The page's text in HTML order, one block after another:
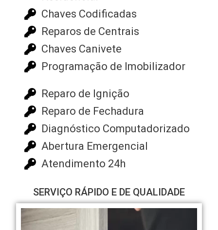
Chaves Codificadas
Reparos de Centrais
Chaves Canivete
Programação de Imobilizador
Reparo de Ignição
Reparo de Fechadura
Diagnóstico Computadorizado
Abertura Emergencial
Atendimento 24h
SERVIÇO RÁPIDO E DE QUALIDADE